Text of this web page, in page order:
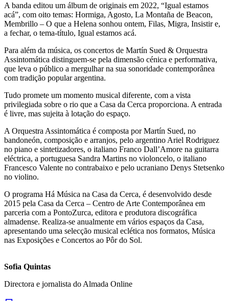
A banda editou um álbum de originais em 2022, “Igual estamos
acá”, com oito temas: Hormiga, Agosto, La Montaña de Beacon,
Membrillo – O que a Helena sonhou ontem, Filas, Migra, Insistir e,
a fechar, o tema-título, Igual estamos acá.
Para além da música, os concertos de Martín Sued & Orquestra
Assintomática distinguem-se pela dimensão cénica e performativa,
que leva o público a mergulhar na sua sonoridade contemporânea
com tradição popular argentina.
Tudo promete um momento musical diferente, com a vista
privilegiada sobre o rio que a Casa da Cerca proporciona. A entrada
é livre, mas sujeita à lotação do espaço.
A Orquestra Assintomática é composta por Martín Sued, no
bandoneón, composição e arranjos, pelo argentino Ariel Rodriguez
no piano e sintetizadores, o italiano Franco Dall’Amore na guitarra
eléctrica, a portuguesa Sandra Martins no violoncelo, o italiano
Francesco Valente no contrabaixo e pelo ucraniano Denys Stetsenko
no violino.
O programa Há Música na Casa da Cerca, é desenvolvido desde
2015 pela Casa da Cerca – Centro de Arte Contemporânea em
parceria com a PontoZurca, editora e produtora discográfica
almadense. Realiza-se anualmente em vários espaços da Casa,
apresentando uma selecção musical eclética nos formatos, Música
nas Exposições e Concertos ao Pôr do Sol.
Sofia Quintas
Directora e jornalista do Almada Online